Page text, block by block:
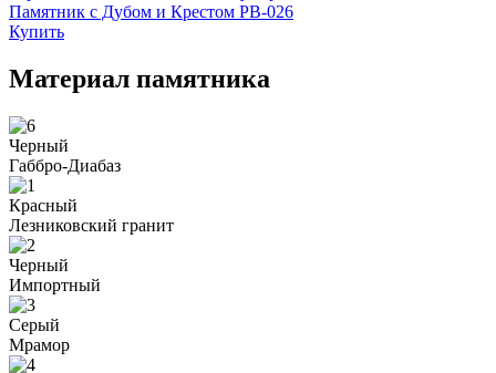
Памятник с Дубом и Крестом РВ-026
Купить
Материал памятника
Черный
Габбро-Диабаз
Красный
Лезниковский гранит
Черный
Импортный
Серый
Мрамор